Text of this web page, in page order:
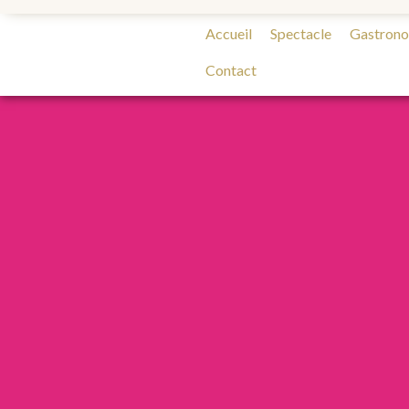
Accueil Spectacle
Contact